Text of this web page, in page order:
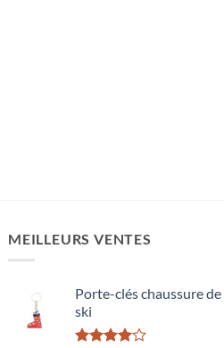
MEILLEURS VENTES
Porte-clés chaussure de
ski